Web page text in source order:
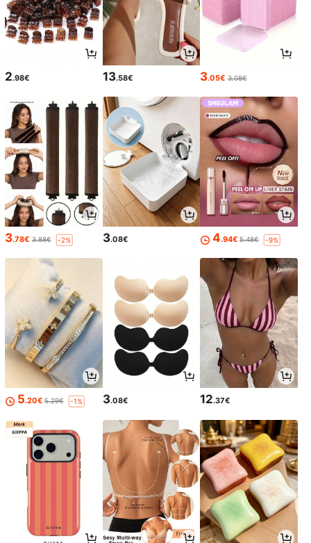
2.98€ 13.58€ 3.05€ 3.08€
3.78€ 3.88€ -2% 3.08€ 4.94€ 5.48€ -9%
5.20€ 5.29€ -1% 3.08€ 12.37€